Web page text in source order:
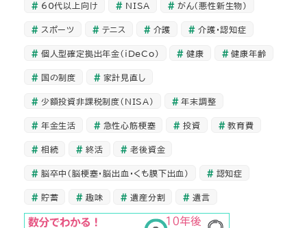
60代以上向け NISA がん（悪性新生物）
スポーツ テニス 介護 介護・認知症
個人型確定拠出年金（iDeCo） 健康 健康年齢
国の制度 家計見直し
少額投資非課税制度（NISA） 年末調整
年金生活 急性心筋梗塞 投資 教育費
相続 終活 老後資金
脳卒中（脳梗塞・脳出血・くも膜下出血） 認知症
貯蓄 趣味 遺産分割 遺言